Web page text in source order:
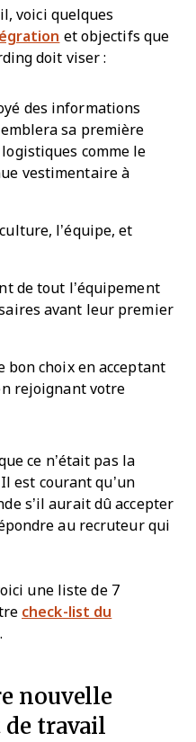
voici quelques
et objectifs que
doit viser :
des informations
sa première
comme le
vestimentaire à
l’équipe, et
de tout l’équipement
avant leur premier
bon choix en acceptant
rejoignant votre
ce n’était pas la
est courant qu’un
s’il aurait dû accepter
au recruteur qui
une liste de 7
check-list du
.
nouvelle
travail